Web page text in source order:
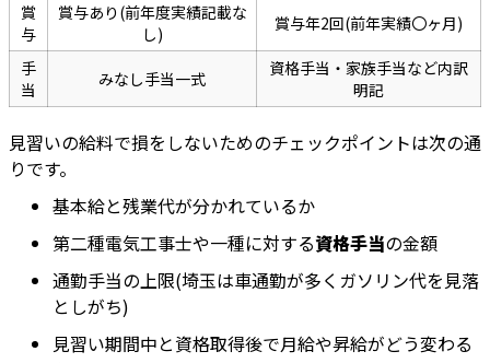
賞
与
賞与あり(前年度実績記載な
し)
賞与年2回(前年実績〇ヶ月)
手
当
みなし手当一式
資格手当・家族手当など内訳
明記
見習いの給料で損をしないためのチェックポイントは次の通
りです。
基本給と残業代が分かれているか
第二種電気工事士や一種に対する資格手当の金額
通勤手当の上限(埼玉は車通勤が多くガソリン代を見落
としがち)
見習い期間中と資格取得後で月給や昇給がどう変わる